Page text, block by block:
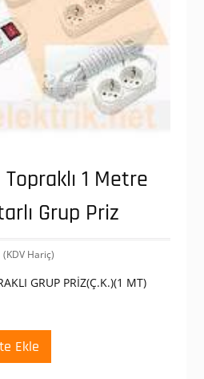
1 Metre
Grup Priz
Şu
(KDV Hariç)
GRUP PRİZ(Ç.K.)(1 MT)
Ekle